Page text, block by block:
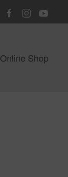
Online Shop